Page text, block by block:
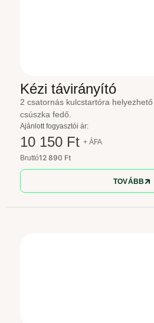
Kézi távirányító
2 csatornás kulcstartóra
csúszka fedő.
Ajánlott fogyasztói ár:
10 150 Ft + ÁFA
Bruttó12 890 Ft
TOVÁBB